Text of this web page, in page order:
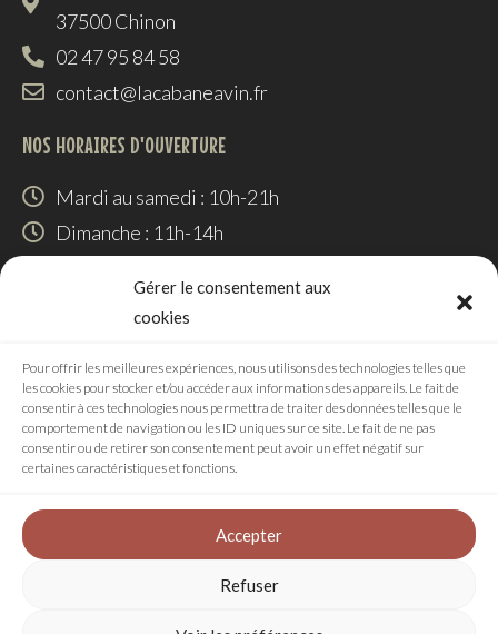
Gérer le consentement aux
cookies
Pour offrir les meilleures expériences, nous utilisons des technologies telles que
les cookies pour stocker et/ou accéder aux informations des appareils. Le fait de
consentir à ces technologies nous permettra de traiter des données telles que le
comportement de navigation ou les ID uniques sur ce site. Le fait de ne pas
consentir ou de retirer son consentement peut avoir un effet négatif sur
certaines caractéristiques et fonctions.
Accepter
Refuser
37500 Chinon
02 47 95 84 58
contact@lacabaneavin.fr
NOS HORAIRES D'OUVERTURE
Mardi au samedi : 10h-21h
Dimanche : 11h-14h
RÉALISATION
Agence digitale